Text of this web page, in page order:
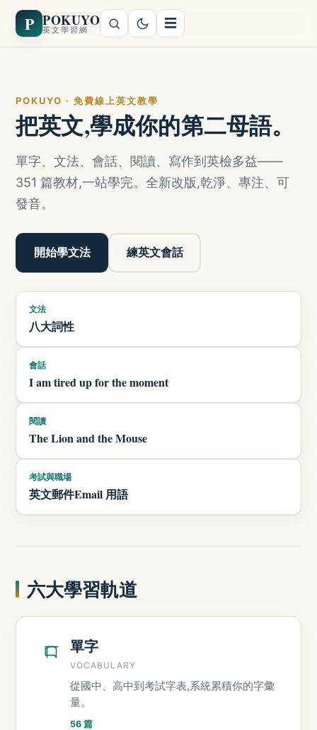
P POKUYO
英文學習網 ☰
POKUYO · 免費線上英文教學
把英文,學成你的第二母語。
單字、文法、會話、閱讀、寫作到英檢多益——
351 篇教材,一站學完。全新改版,乾淨、專注、可
發音。
開始學文法 練英文會話
文法
八大詞性
會話
I am tired up for the moment
閱讀
The Lion and the Mouse
考試與職場
英文郵件Email 用語
六大學習軌道
單字
VOCABULARY
從國中、高中到考試字表,系統累積你的字彙
量。
56 篇